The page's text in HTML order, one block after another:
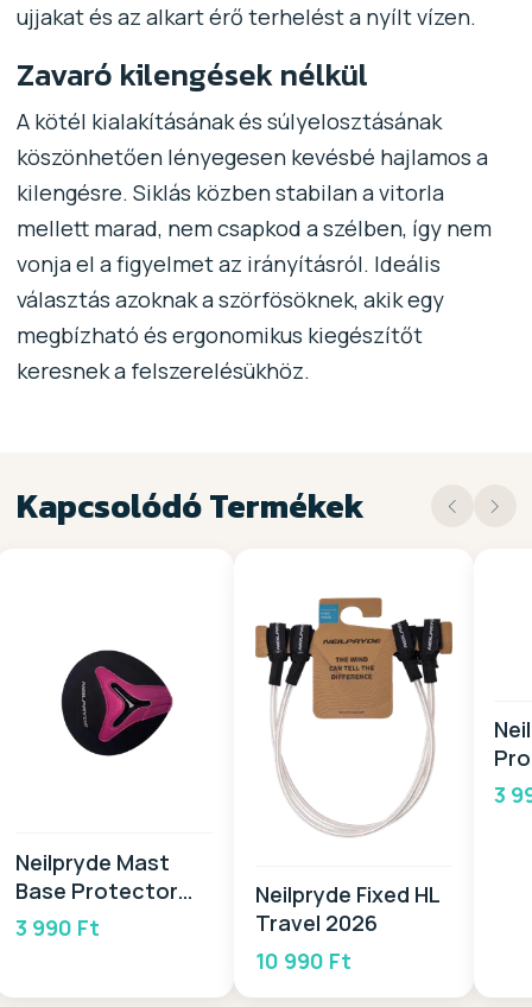
ujjakat és az alkart érő terhelést a nyílt vízen.
Zavaró kilengések nélkül
A kötél kialakításának és súlyelosztásának
köszönhetően lényegesen kevésbé hajlamos a
kilengésre. Siklás közben stabilan a vitorla
mellett marad, nem csapkod a szélben, így nem
vonja el a figyelmet az irányításról. Ideális
választás azoknak a szörfösöknek, akik egy
megbízható és ergonomikus kiegészítőt
keresnek a felszerelésükhöz.
Kapcsolódó Termékek
Neilpryde Mast
Base Protector
2026
3 990 Ft
Neilpryde Fixed HL
Travel 2026
10 990 Ft
3